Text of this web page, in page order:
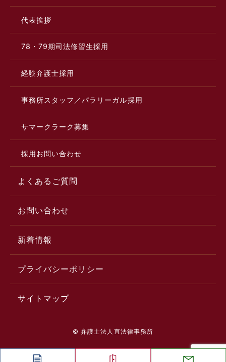
代表挨拶
78・79期司法修習生採用
経験弁護士採用
事務所スタッフ／パラリーガル採用
サマークラーク募集
採用お問い合わせ
よくあるご質問
お問い合わせ
新着情報
プライバシーポリシー
サイトマップ
© 弁護士法人直法律事務所